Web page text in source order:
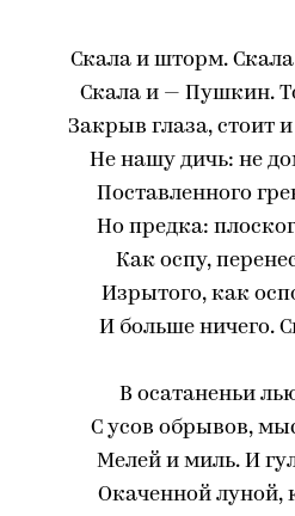
Скала и шторм.
Скала и — Пушкин.
Закрыв глаза, стоит
Не нашу дичь: не
Поставленного
Но предка:
Как оспу,
Изрытого, как
И больше ничего.
В осатаненьи
С усов обрывов,
Мелей и миль. И
Окаченной луной,